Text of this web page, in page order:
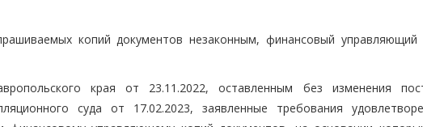
копий документов незаконным, финансовый управляющий
края от 23.11.2022, оставленным без изменения
суда от 17.02.2023, заявленные требования